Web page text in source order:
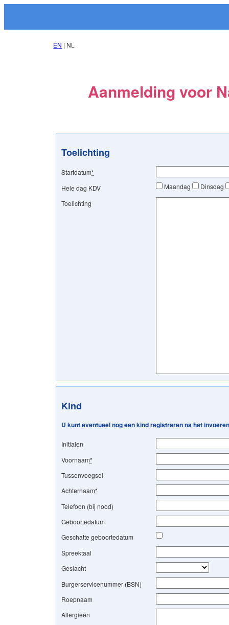
EN | NL
Aanmelding voor
Toelichting
Startdatum*
Hele dag KDV
Maandag
Dinsdag
Toelichting
Kind
U kunt eventueel nog een kind registreren na het
Initialen
Voornaam*
Tussenvoegsel
Achternaam*
Telefoon (bij nood)
Geboortedatum
Geschatte geboortedatum
Spreektaal
Geslacht
Burgerservicenummer (BSN)
Roepnaam
Allergieën